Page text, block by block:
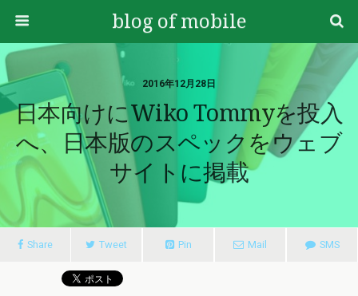
blog of mobile
2016年12月28日
日本向けにWiko Tommyを投入
へ、日本版のスペックをウェブ
サイトに掲載
Share Tweet Pin Mail SMS